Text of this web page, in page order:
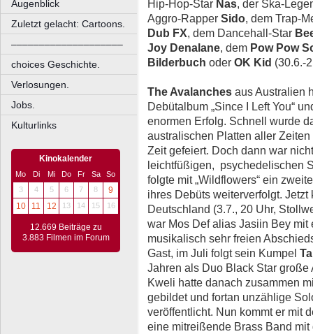
Augenblick
Zuletzt gelacht: Cartoons.
––––––––––––––––––––
choices Geschichte.
Verlosungen.
Jobs.
Kulturlinks
Kinokalender
Mo Di Mi Do Fr Sa
So
3
4 5 6 7 8
9
10
11 12 13 14 15 16
12.669 Beiträge zu
3.883 Filmen im Forum
Hip-Hop-Star Nas, der Ska-
Aggro-Rapper Sido, dem Trap-
Dub FX, dem Dancehall-Star
Joy Denalane, dem Pow Pow
Bilderbuch oder OK Kid (30.6.-
The Avalanches aus Australien
Debütalbum „Since I Left You“
enormen Erfolg. Schnell wurde
australischen Platten aller
Zeit gefeiert. Doch dann war
leichtfüßigen, psychedelischen
folgte mit „Wildflowers“ ein
ihres Debüts weiterverfolgt.
Deutschland (3.7., 20 Uhr,
war Mos Def alias Jasiin Bey
musikalisch sehr freien
Gast, im Juli folgt sein Kumpel
Jahren als Duo Black Star große
Kweli hatte danach zusammen
gebildet und fortan unzählige
veröffentlicht. Nun kommt er mit
eine mitreißende Brass Band